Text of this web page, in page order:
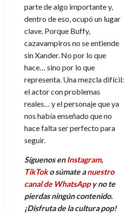
parte de algo importante y,
dentro de eso, ocupó un lugar
clave. Porque Buffy,
cazavampiros no se entiende
sin Xander. No por lo que
hace… sino por lo que
representa. Una mezcla difícil:
el actor con problemas
reales… y el personaje que ya
nos había enseñado que no
hace falta ser perfecto para
seguir.
Síguenos en Instagram,
TikToko súmate anuestro
canal de WhatsAppy no te
pierdas ningún contenido.
¡Disfruta de laculturapop!